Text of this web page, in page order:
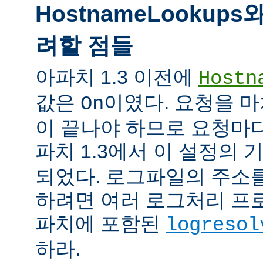
HostnameLookups
려할 점들
아파치 1.3 이전에
값은 On이였다. 요청을
이 끝나야 하므로 요청마
파치 1.3에서 이 설정의
되었다. 로그파일의 주소
하려면 여러 로그처리 프
파치에 포함된
하라.